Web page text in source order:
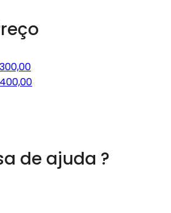
300,00
400,00
de ajuda ?